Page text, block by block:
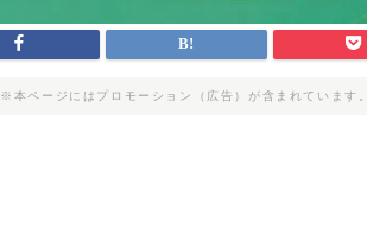
※本ページにはプロモーション（広告）が含まれています。